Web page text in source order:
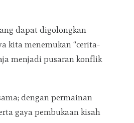
dapat digolongkan
kita menemukan “cerita-
menjadi pusaran konflik
dengan permainan
gaya pembukaan kisah